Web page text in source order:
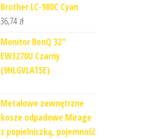
Brother LC-980C Cyan
36,74 zł
Monitor BenQ 32"
EW3270U Czarny
(9HLGVLATSE)
Metalowe zewnętrzne
kosze odpadowe Mirage
z popielniczką, pojemność